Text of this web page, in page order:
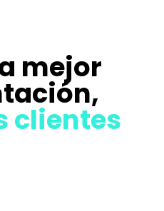
mejor
clientes